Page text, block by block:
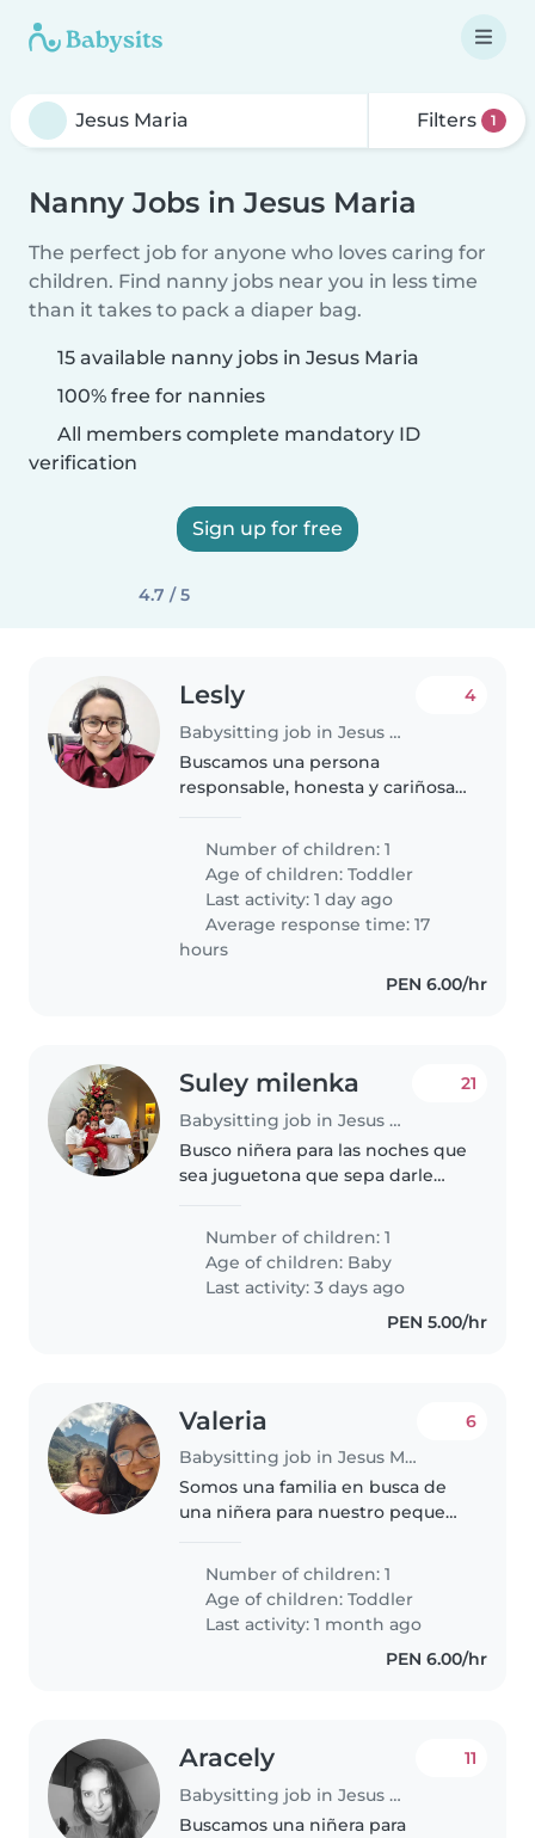
Filters 1
Nanny Jobs in Jesus Maria
The perfect job for anyone who loves caring for
children. Find nanny jobs near you in less time
than it takes to pack a diaper bag.
15 available nanny jobs in Jesus Maria
100% free for nannies
All members complete mandatory ID
verification
Sign up for free
4.7 / 5
Lesly
Babysitting job in Jesus Maria
4
Buscamos una persona
responsable, honesta y cariñosa
de un niño en Jesús María.
Jornada de lunes a viernes, de
8:00 a. m. a 6:30 p. m. Las
funciones..
Number of children: 1
Age of children:Toddler
Last activity: 1 day ago
Average response time: 17
hours
PEN 6.00/hr
Suley milenka
Babysitting job in Jesus Maria
21
Busco niñera para las noches que
sea juguetona que sepa darle
POR DÍAS NECESARIOS Pago 100
soles la noche
Number of children: 1
Age of children: Baby
Last activity: 3 days ago
PEN 5.00/hr
Valeria
Babysitting job in Jesus Maria
6
Somos una familia en busca de
una niñera para nuestro pequeña
muy hablador y muy creativo.
Necesitamos a alguien que se
sienta cómoda con mascotas..
Number of children: 1
Age of children:Toddler
Last activity: 1 month ago
PEN 6.00/hr
Aracely
Babysitting job in Jesus Maria
11
Buscamos una niñera para